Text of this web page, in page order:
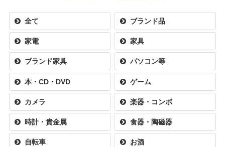
全て ブランド品
家電 家具
ブランド家具 パソコン等
本・CD・DVD ゲーム
カメラ 楽器・コンボ
時計・貴金属 食器・陶磁器
自転車 お酒